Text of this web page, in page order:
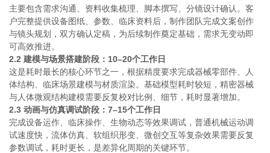
主要包含需求沟通、资料收集梳理、脚本撰写、分镜设计确认。客
户完整提供设备图纸、参数、临床资料后，制作团队完成文案创作
与镜头规划，双方确认定稿，为后续制作奠定基础，需求无变动即
可高效推进。
2.2 建模与场景搭建阶段：10–20个工作日
这是耗时最长的核心环节之一，根据精度要求完成器械零部件、人
体结构、临床场景建模与材质渲染。基础模型耗时较短，精密器械
与人体微观结构建模需要反复校对比例、细节，耗时显著增加。
2.3 动画与仿真调试阶段：7–15个工作日
完成设备运作、临床操作、生物动态等效果调试，普通机械运动调
试速度快，流体仿真、软组织形变、微创交互等复杂效果需要反复
参数调试，耗时更长，是差异化周期的关键环节。